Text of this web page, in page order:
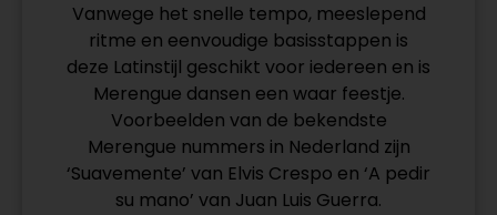
Vanwege het snelle tempo, meeslepend
ritme en eenvoudige basisstappen is
deze Latinstijl geschikt voor iedereen en is
Merengue dansen een waar feestje.
Voorbeelden van de bekendste
Merengue nummers in Nederland zijn
‘Suavemente’ van Elvis Crespo en ‘A pedir
su mano’ van Juan Luis Guerra.